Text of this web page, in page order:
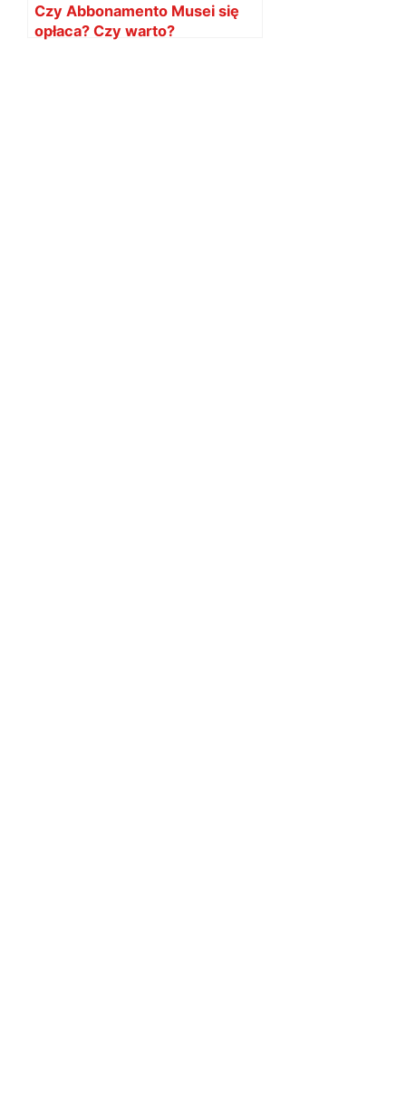
Czy Abbonamento Musei się
opłaca? Czy warto?